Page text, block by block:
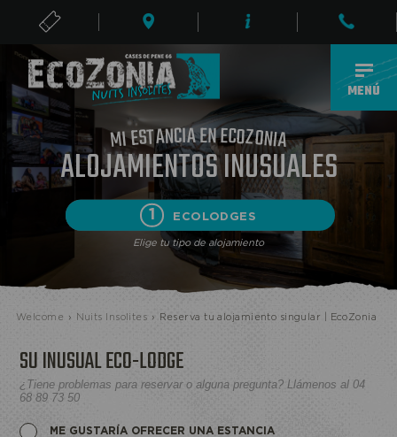
ES
MENÚ
ENTRADAS
MIESTANCIAENECOZONIA
ALOJAMIENTOS INUSUALES
1 ECOLODGES
Elige tu tipo de alojamiento
Welcome › Nuits Insolites › Reserva tu alojamiento singular | EcoZonia
SU INUSUAL ECO-LODGE
¿Tiene problemas para reservar o alguna pregunta? Llámenos al 04
68 89 73 50
ME GUSTARÍA OFRECER UNA ESTANCIA
ECOPARQUE